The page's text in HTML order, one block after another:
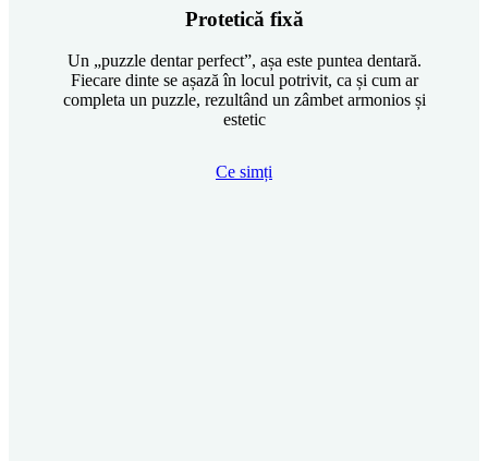
Protetică fixă
Un „puzzle dentar perfect”, așa este puntea dentară.
Fiecare dinte se așază în locul potrivit, ca și cum ar
completa un puzzle, rezultând un zâmbet armonios și
estetic
Ce simți